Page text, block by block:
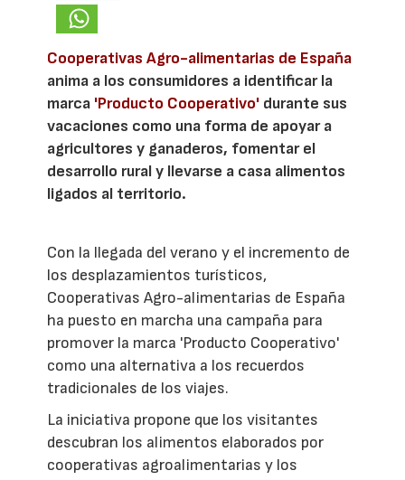
Cooperativas Agro-alimentarias de España
anima a los consumidores a identificar la
marca 'Producto Cooperativo' durante sus
vacaciones como una forma de apoyar a
agricultores y ganaderos, fomentar el
desarrollo rural y llevarse a casa alimentos
ligados al territorio.
Con la llegada del verano y el incremento de
los desplazamientos turísticos,
Cooperativas Agro-alimentarias de España
ha puesto en marcha una campaña para
promover la marca 'Producto Cooperativo'
como una alternativa a los recuerdos
tradicionales de los viajes.
La iniciativa propone que los visitantes
descubran los alimentos elaborados por
cooperativas agroalimentarias y los